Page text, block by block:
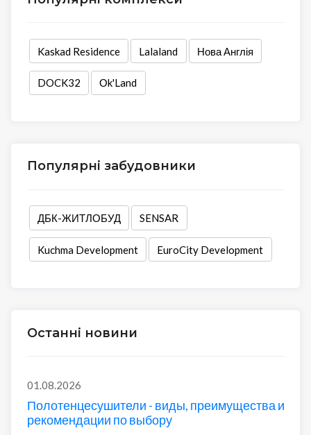
Kaskad Residence Lalaland Нова Англія
DOCK32 Оk'Land
Популярні забудовники
ДБК-ЖИТЛОБУД SENSAR
Kuchma Development EuroCity Development
Останні новини
01.08.2026
Полотенцесушители - виды, преимущества и
рекомендации по выбору